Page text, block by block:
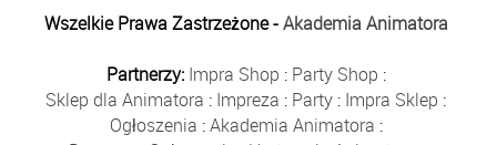
Wszelkie Prawa Zastrzeżone -Akademia Animatora
Partnerzy: Impra Shop : Party Shop :
Sklep dla Animatora : Impreza : Party : Impra Sklep :
Ogłoszenia :Akademia Animatora :